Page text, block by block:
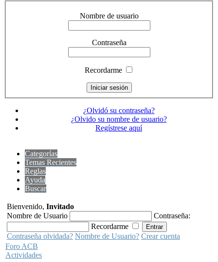
Nombre de usuario
Contraseña
Recordarme
¿Olvidó su contraseña?
¿Olvido su nombre de usuario?
Regístrese aquí
Categorías
Temas Recientes
Reglas
Ayuda
Buscar
Bienvenido, Invitado
Nombre de Usuario
Contraseña:
Recordarme
Contraseña olvidada? Nombre de Usuario? Crear cuenta
Foro ACB
Actividades